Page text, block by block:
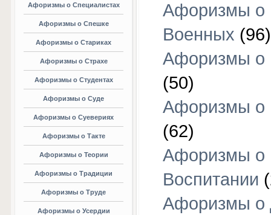
Афоризмы о Специалистах
Афоризмы о Спешке
Афоризмы о Стариках
Афоризмы о Страхе
Афоризмы о Студентах
Афоризмы о Суде
Афоризмы о Суевериях
Афоризмы о Такте
Афоризмы о Теории
Афоризмы о Традиции
Афоризмы о Труде
Афоризмы о Усердии
Афоризмы о
Военных (96)
Афоризмы о
(50)
Афоризмы о
(62)
Афоризмы о
Воспитании
Афоризмы о